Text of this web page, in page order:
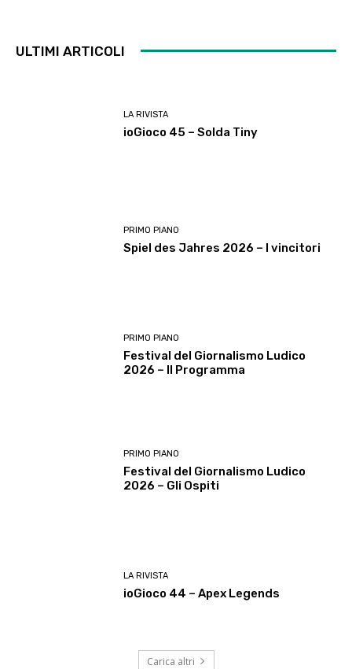
ULTIMI ARTICOLI
LA RIVISTA
ioGioco 45 – Solda Tiny
PRIMO PIANO
Spiel des Jahres 2026 – I vincitori
PRIMO PIANO
Festival del Giornalismo Ludico
2026 – Il Programma
PRIMO PIANO
Festival del Giornalismo Ludico
2026 – Gli Ospiti
LA RIVISTA
ioGioco 44 – Apex Legends
Carica altri